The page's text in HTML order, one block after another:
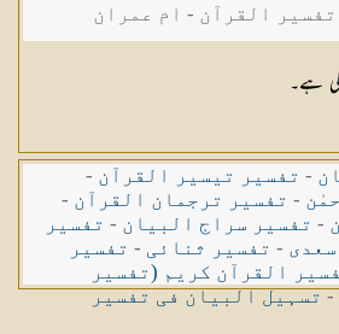
القرآن - ام عمران
حسین
ہے۔
- تفسیر تیسیر القرآن -
- تفسیر ترجمان القرآن -
- تفسیر سراج البیان - تفسیر
- تفسیر ثنائی - تفسیر
القرآن کریم (تفسیر
-تسہیل البیان فی تفسیر